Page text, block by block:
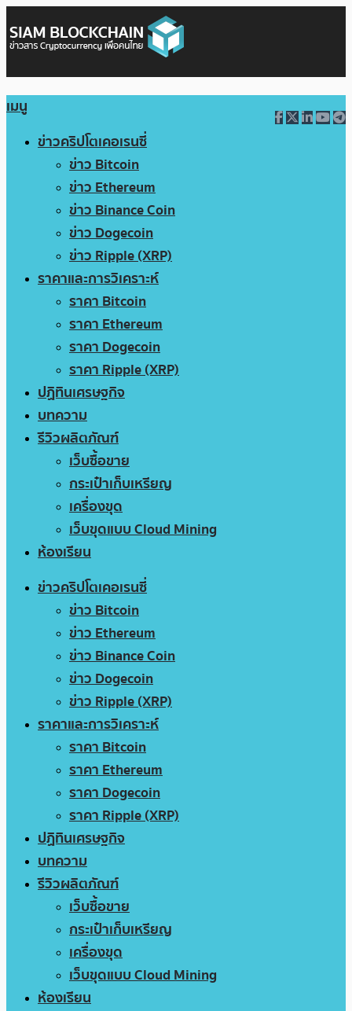
เมนู
ข่าวคริปโตเคอเรนซี่
ข่าว Bitcoin
ข่าว Ethereum
ข่าว Binance Coin
ข่าว Dogecoin
ข่าว Ripple (XRP)
ราคาและการวิเคราะห์
ราคา Bitcoin
ราคา Ethereum
ราคา Dogecoin
ราคา Ripple (XRP)
ปฏิทินเศรษฐกิจ
บทความ
รีวิวผลิตภัณฑ์
เว็บซื้อขาย
กระเป๋าเก็บเหรียญ
เครื่องขุด
เว็บขุดแบบ Cloud Mining
ห้องเรียน
ข่าวคริปโตเคอเรนซี่
ข่าว Bitcoin
ข่าว Ethereum
ข่าว Binance Coin
ข่าว Dogecoin
ข่าว Ripple (XRP)
ราคาและการวิเคราะห์
ราคา Bitcoin
ราคา Ethereum
ราคา Dogecoin
ราคา Ripple (XRP)
ปฏิทินเศรษฐกิจ
บทความ
รีวิวผลิตภัณฑ์
เว็บซื้อขาย
กระเป๋าเก็บเหรียญ
เครื่องขุด
เว็บขุดแบบ Cloud Mining
ห้องเรียน